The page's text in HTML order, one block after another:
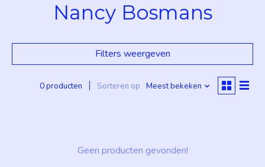
Nancy Bosmans
Filters weergeven
0 producten Sorteren op Meest bekeken
Geen producten gevonden!